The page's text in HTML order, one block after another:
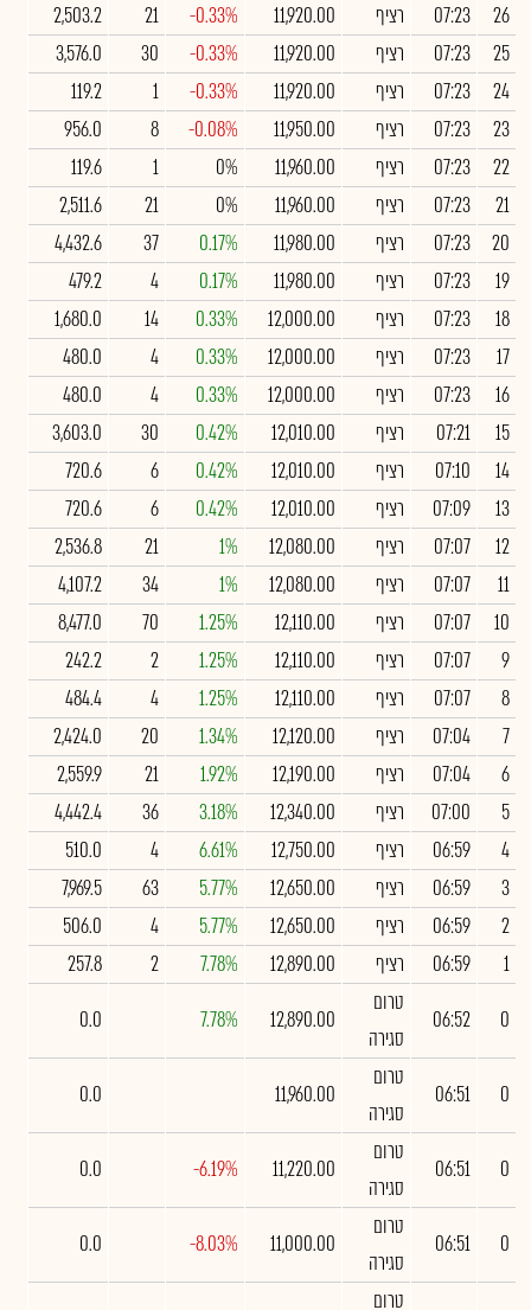
26
07:23 רציף 11,920.00
-0.33%
21
2,503.2
25
07:23 רציף 11,920.00
-0.33%
30
3,576.0
24
07:23 רציף 11,920.00
-0.33%
1
119.2
23
07:23 רציף 11,950.00
-0.08%
8
956.0
22
07:23 רציף 11,960.00
0%
1
119.6
21
07:23 רציף 11,960.00
0%
21
2,511.6
20
07:23 רציף 11,980.00
0.17%
37
4,432.6
19
07:23 רציף 11,980.00
0.17%
4
479.2
18
07:23 רציף 12,000.00
0.33%
14
1,680.0
17
07:23 רציף 12,000.00
0.33%
4
480.0
16
07:23 רציף 12,000.00
0.33%
4
480.0
15
07:21 רציף 12,010.00
0.42%
30
3,603.0
14
07:10 רציף 12,010.00
0.42%
6
720.6
13
07:09 רציף 12,010.00
0.42%
6
720.6
12
07:07 רציף 12,080.00
1%
21
2,536.8
11
07:07 רציף 12,080.00
1%
34
4,107.2
10
07:07 רציף 12,110.00
1.25%
70
8,477.0
9
07:07 רציף 12,110.00
1.25%
2
242.2
8
07:07 רציף 12,110.00
1.25%
4
484.4
7
07:04 רציף 12,120.00
1.34%
20
2,424.0
6
07:04 רציף 12,190.00
1.92%
21
2,559.9
5
07:00 רציף 12,340.00
3.18%
36
4,442.4
4
06:59 רציף 12,750.00
6.61%
4
510.0
3
06:59 רציף 12,650.00
5.77%
63
7,969.5
2
06:59 רציף 12,650.00
5.77%
4
506.0
1
06:59 רציף 12,890.00
7.78%
2
257.8
0
06:52
טרום
סגירה
12,890.00
7.78%
0.0
0
06:51
טרום
סגירה
11,960.00
0.0
0
06:51
טרום
סגירה
11,220.00
-6.19%
0.0
0
06:51
טרום
סגירה
11,000.00
-8.03%
0.0
טרום